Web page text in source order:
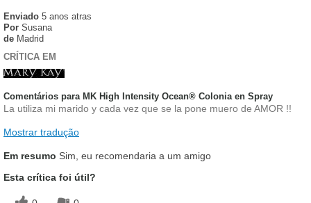
Enviado 5 anos atras
Por Susana
de Madrid
CRÍTICA EM
Comentários para MK High Intensity Ocean® Colonia en Spray
La utiliza mi marido y cada vez que se la pone muero de AMOR !!
Mostrar tradução
Em resumo Sim, eu recomendaria a um amigo
Esta crítica foi útil?